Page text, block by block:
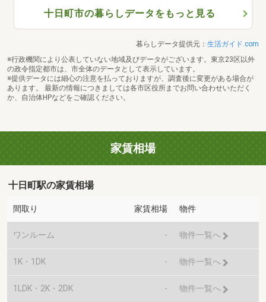
十日町市の暮らしデータをもっと見る
暮らしデータ提供元： 生活ガイド.com
※行政機関により公表していない地域及びデータがございます。東京23区以外
の政令指定都市は、市全体のデータとして表示しています。
※提供データには細心の注意を払っておりますが、調査後に変更がある場合が
あります。 最新の情報につきましては各市区役所までお問い合わせいただく
か、自治体HPなどをご確認ください。
家賃相場
十日町駅の家賃相場
間取り 家賃相場 物件
ワンルーム - 物件一覧へ
1K・1DK - 物件一覧へ
1LDK・2K・2DK - 物件一覧へ